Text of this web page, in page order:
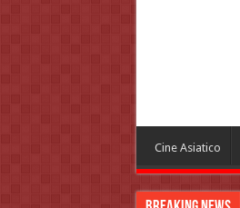
Cine Asiatico